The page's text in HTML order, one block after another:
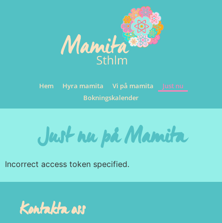
Hem Hyra mamita Vi på mamita
Just nu
Bokningskalender
Just nu på Mamita
Incorrect access token specified.
Kontakta oss